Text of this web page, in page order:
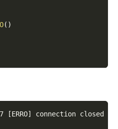
( )
[ERRO] connection closed